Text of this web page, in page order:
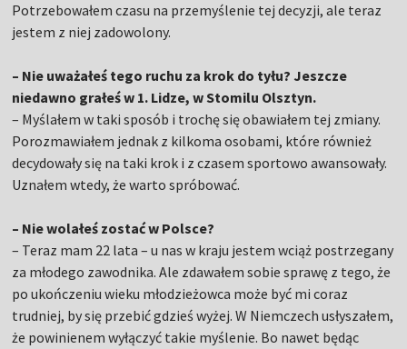
Potrzebowałem czasu na przemyślenie tej decyzji, ale teraz
jestem z niej zadowolony.
– Nie uważałeś tego ruchu za krok do tyłu? Jeszcze
niedawno grałeś w 1. Lidze, w Stomilu Olsztyn.
– Myślałem w taki sposób i trochę się obawiałem tej zmiany.
Porozmawiałem jednak z kilkoma osobami, które również
decydowały się na taki krok i z czasem sportowo awansowały.
Uznałem wtedy, że warto spróbować.
– Nie wolałeś zostać w Polsce?
– Teraz mam 22 lata – u nas w kraju jestem wciąż postrzegany
za młodego zawodnika. Ale zdawałem sobie sprawę z tego, że
po ukończeniu wieku młodzieżowca może być mi coraz
trudniej, by się przebić gdzieś wyżej. W Niemczech usłyszałem,
że powinienem wyłączyć takie myślenie. Bo nawet będąc